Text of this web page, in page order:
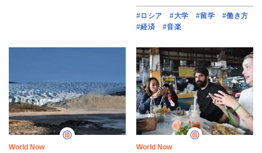
#ロシア #大学 #留学
#働き方
#経済
#音楽
World Now World Now